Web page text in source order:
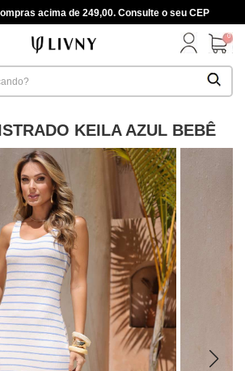
acima de 249,00. Consulte o seu CEP
0
KEILA AZUL BEBÊ